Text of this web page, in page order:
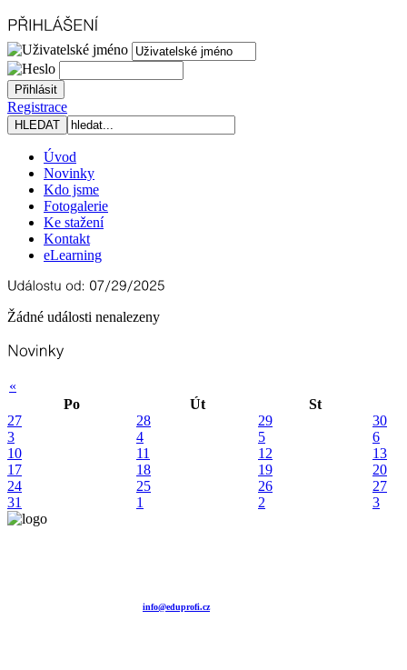
Registrace
Úvod
Novinky
Kdo jsme
Fotogalerie
Ke stažení
Kontakt
eLearning
Žádné události nenalezeny
«
Po
Út
St
27
28 29
30
3
4 5
6
10
11 12
13
17
18 19
20
24
25 26
27
31
1 2 3
info@eduprofi.cz